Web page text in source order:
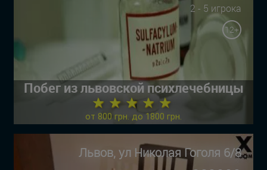
2 - 5 игрока
12+
Побег из львовской психлечебницы
★ ★ ★ ★ ★
от 800 грн. до 1800 грн.
Львов, ул Николая Гоголя 6/8